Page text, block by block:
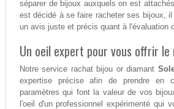
séparer de bijoux auxquels on est
est décidé à se faire racheter ses bijoux,
un avis juste et précis quant à l'évaluation
Un oeil expert pour vous offrir
Notre service rachat bijou or diamant
expertise précise afin de prendre en
paramètres qui font la valeur de vos
l'oeil d'un professionnel expérimenté qui